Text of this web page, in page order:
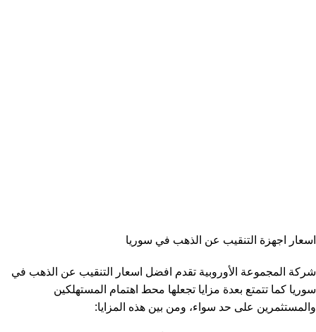
اسعار اجهزة التنقيب عن الذهب في سوريا
شركة المجموعة الأوروبية تقدم افضل اسعار التنقيب عن الذهب في
سوريا كما تتمتع بعدة مزايا تجعلها محط اهتمام المستهلكين
والمستثمرين على حد سواء، ومن بين هذه المزايا: